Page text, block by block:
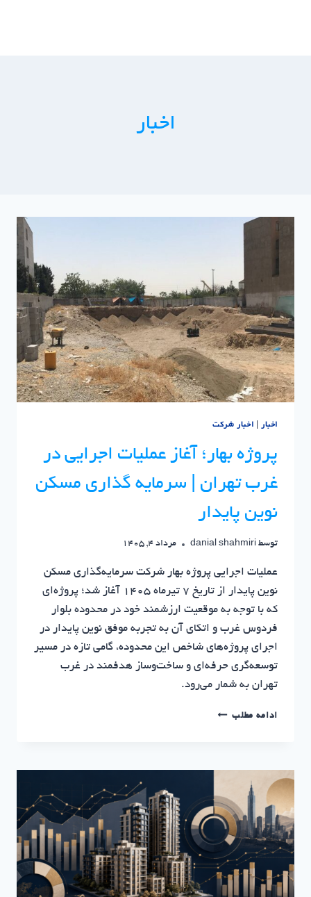
اخبار
اخبار اخبار شرکت
پروژه بهار؛ آغاز عملیات اجرایی در
غرب تهران | سرمایه گذاری مسکن
نوین پایدار
توسط danial shahmiri مرداد 4, 1405
عملیات اجرایی پروژه بهار شرکت سرمایه‌گذاری مسکن
نوین پایدار از تاریخ ۷ تیرماه ۱۴۰۵ آغاز شد؛ پروژه‌ای
که با توجه به موقعیت ارزشمند خود در محدوده بلوار
فردوس غرب و اتکای آن به تجربه موفق نوین پایدار در
اجرای پروژه‌های شاخص این محدوده، گامی تازه در مسیر
توسعه‌گری حرفه‌ای و ساخت‌وساز هدفمند در غرب
تهران به شمار می‌رود.
ادامه مطلبپروژه
اجرایی
غرب
تهران
|
سرمایه
گذاری
مسکن
نوین